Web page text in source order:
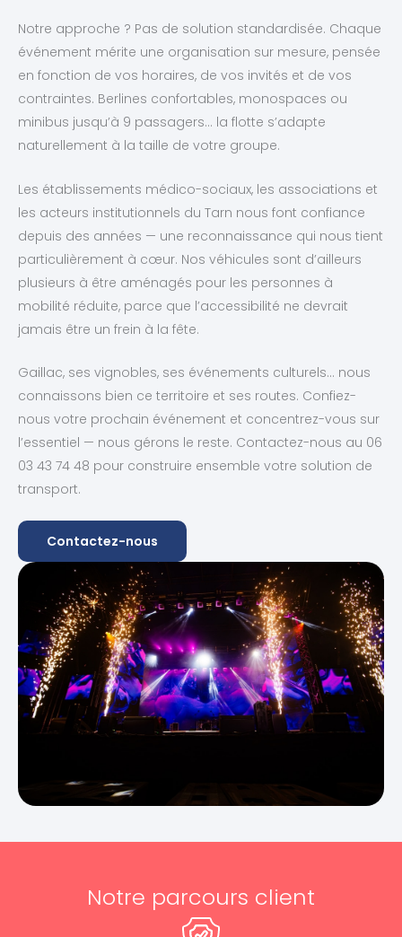
Notre approche ? Pas de solution standardisée. Chaque
événement mérite une organisation sur mesure, pensée
en fonction de vos horaires, de vos invités et de vos
contraintes. Berlines confortables, monospaces ou
minibus jusqu’à 9 passagers… la flotte s’adapte
naturellement à la taille de votre groupe.
Les établissements médico-sociaux, les associations et
les acteurs institutionnels du Tarn nous font confiance
depuis des années — une reconnaissance qui nous tient
particulièrement à cœur. Nos véhicules sont d’ailleurs
plusieurs à être aménagés pour les personnes à
mobilité réduite, parce que l’accessibilité ne devrait
jamais être un frein à la fête.
Gaillac, ses vignobles, ses événements culturels… nous
connaissons bien ce territoire et ses routes. Confiez-
nous votre prochain événement et concentrez-vous sur
l’essentiel — nous gérons le reste. Contactez-nous au 06
03 43 74 48 pour construire ensemble votre solution de
transport.
Contactez-nous
Notre parcours client